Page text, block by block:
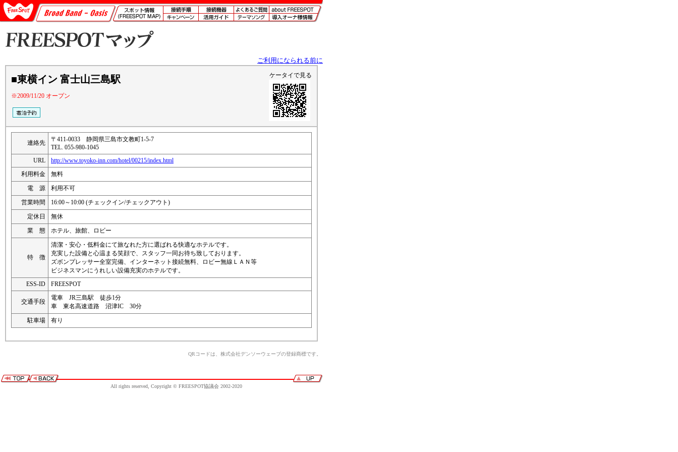
ご利用になられる前に
■東横イン 富士山三島駅 ケータイで見る
※2009/11/20 オープン
連絡先
〒411-0033 静岡県三島市文教町1-5-7
TEL. 055-980-1045
URL
http://www.toyoko-inn.com/hotel/00215/index.html
利用料金
無料
電 源
利用不可
営業時間
16:00～10:00 (チェックイン/チェックアウト)
定休日
無休
業 態
ホテル、旅館、ロビー
特 徴
清潔・安心・低料金にて旅なれた方に選ばれる快適なホテルです。
充実した設備と心温まる笑顔で、スタッフ一同お待ち致しております。
ズボンプレッサー全室完備、インターネット接続無料、ロビー無線ＬＡＮ等
ビジネスマンにうれしい設備充実のホテルです。
ESS-ID
FREESPOT
交通手段
電車 JR三島駅 徒歩1分
車 東名高速道路 沼津IC 30分
駐車場
有り
QRコードは、株式会社デンソーウェーブの登録商標です。
All rights reserved, Copyright © FREESPOT協議会 2002-2020